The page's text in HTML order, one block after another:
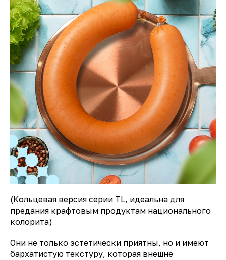
(Кольцевая версия серии TL, идеальна для
предания крафтовым продуктам национального
колорита)
Они не только эстетически приятны, но и имеют
бархатистую текстуру, которая внешне